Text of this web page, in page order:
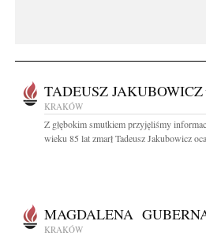
TADEUSZ JAKUBOWICZ
KRAKÓW
Z głębokim smutkiem przyjęliśmy
wieku 85 lat zmarł Tadeusz Jakubowicz
MAGDALENA
KRAKÓW